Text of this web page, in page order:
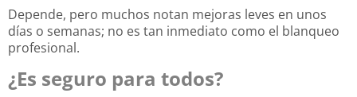
Depende, pero muchos notan mejoras leves en unos
días o semanas; no es tan inmediato como el blanqueo
profesional.
¿Es seguro para todos?